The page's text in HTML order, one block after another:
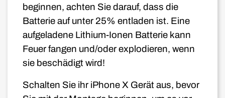
beginnen, achten Sie darauf, dass die
Batterie auf unter 25% entladen ist. Eine
aufgeladene Lithium-Ionen Batterie kann
Feuer fangen und/oder explodieren, wenn
sie beschädigt wird!
Schalten Sie ihr iPhone X Gerät aus, bevor